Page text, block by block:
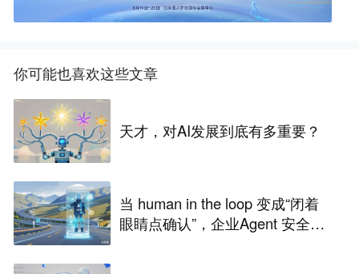
你可能也喜欢这些文章
天才，对AI发展到底有多重要？
当 human in the loop 变成“闭着
眼睛点确认”，企业Agent 安全还